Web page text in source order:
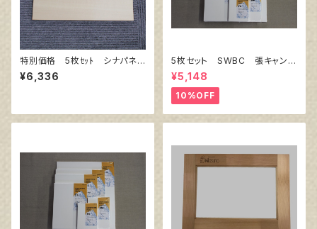
特別価格 5枚ｾｯﾄ シナパネ
ル B3 515㎜×364㎜
¥6,336
5枚セット SWBC 張キャンバ
ス F10
¥5,148
10%OFF